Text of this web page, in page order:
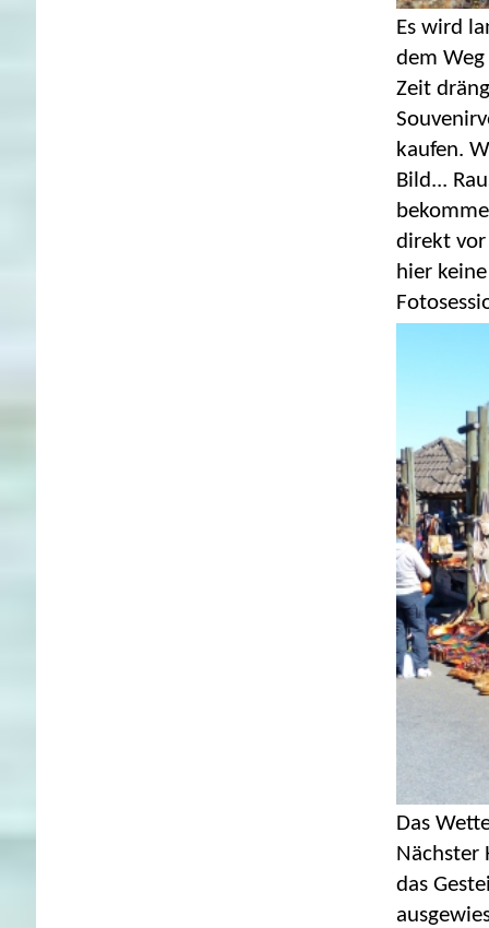
Es wird
dem
Zeit
kaufen.
Bild...
direkt
hier
Das
Nächster
das